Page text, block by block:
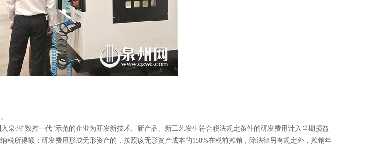
泉州"数控一代"示范的企业为开发新技术、新产品、新工艺发生符合税法规定条件的研发费用计入当期损益
税所得额；研发费用形成无形资产的，按照该无形资产成本的150%在税前摊销，除法律另有规定外，摊销年